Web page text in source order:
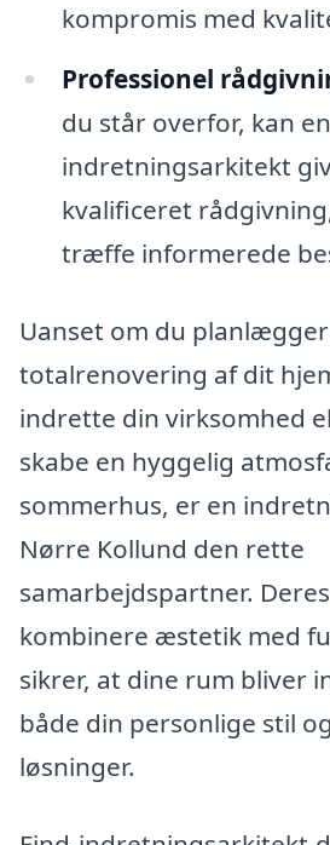
kompromis med
Professionel
du står overfor, kan en
indretningsarkitekt
kvalificeret
træffe informerede
Uanset om du
totalrenovering af dit
indrette din virksomhed
skabe en hyggelig
sommerhus, er en
Nørre Kollund den rette
samarbejdspartner.
kombinere æstetik med
sikrer, at dine rum bliver
både din personlige stil
løsninger.